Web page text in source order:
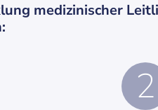
medizinischer
2